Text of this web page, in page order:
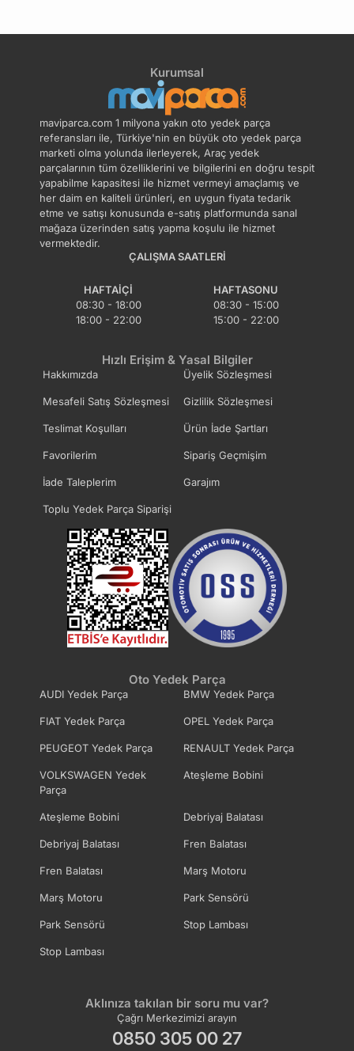
Kurumsal
maviparca.com 1 milyona yakın oto yedek parça
referansları ile, Türkiye'nin en büyük oto yedek parça
marketi olma yolunda ilerleyerek, Araç yedek
parçalarının tüm özelliklerini ve bilgilerini en doğru tespit
yapabilme kapasitesi ile hizmet vermeyi amaçlamış ve
her daim en kaliteli ürünleri, en uygun fiyata tedarik
etme ve satışı konusunda e-satış platformunda sanal
mağaza üzerinden satış yapma koşulu ile hizmet
vermektedir.
ÇALIŞMA SAATLERI
HAFTAIÇI
08:30 - 18:00
18:00 - 22:00
HAFTASONU
08:30 - 15:00
15:00 - 22:00
Hızlı Erişim & Yasal Bilgiler
Hakkımızda Üyelik Sözleşmesi
Mesafeli Satış Sözleşmesi Gizlilik Sözleşmesi
Teslimat Koşulları Ürün İade Şartları
Favorilerim Sipariş Geçmişim
İade Taleplerim Garajım
Toplu Yedek Parça Siparişi
Oto Yedek Parça
AUDI Yedek Parça BMW Yedek Parça
FIAT Yedek Parça OPEL Yedek Parça
PEUGEOT Yedek Parça RENAULT Yedek Parça
VOLKSWAGEN Yedek
Parça
Ateşleme Bobini
Ateşleme Bobini Debriyaj Balatası
Debriyaj Balatası Fren Balatası
Fren Balatası Marş Motoru
Marş Motoru Park Sensörü
Park Sensörü Stop Lambası
Stop Lambası
Aklınıza takılan bir soru mu var?
Çağrı Merkezimizi arayın
0850 305 00 27